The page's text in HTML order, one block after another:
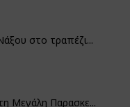
στο τραπέζι...
Μεγάλη Παρασκε...